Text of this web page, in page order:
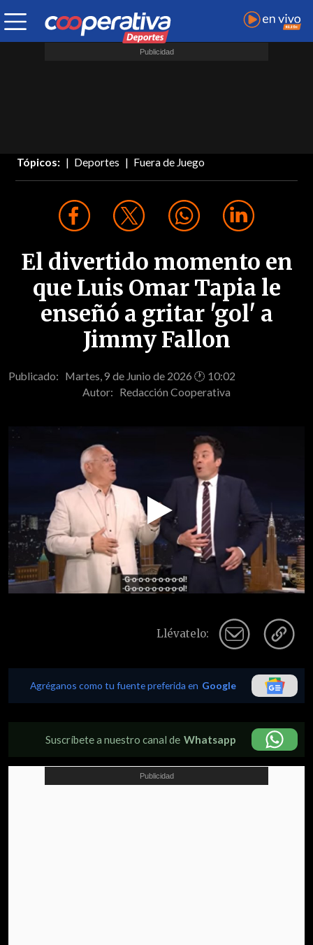
Tópicos: Deportes Fuera de Juego
El divertido momento en
que Luis Omar Tapia le
enseñó a gritar 'gol' a
Jimmy Fallon
Publicado: Martes, 9 de Junio de 2026 🕐 10:02
Autor: Redacción Cooperativa
Play
Video
Llévatelo:
Agréganos como tu fuente preferida en Google
Suscríbete a nuestro canal de Whatsapp